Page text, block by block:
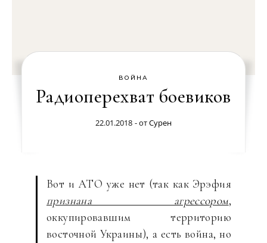
ВОЙНА
Радиоперехват боевиков
22.01.2018 - отСурен
Вот и АТО уже нет (так как Эрэфия
признана агрессором,
оккупировавшим территорию
восточной Украины), а есть война, но